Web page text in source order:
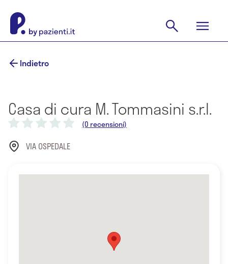
Indietro
Casa di cura M. Tommasini s.r.l.
(0 recensioni)
VIA OSPEDALE